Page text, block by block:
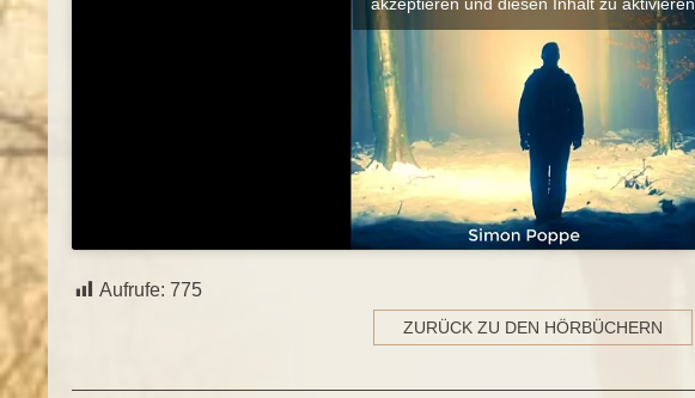
akzeptieren und diesen Inhalt zu aktivieren
Aufrufe: 775
ZURÜCK ZU DEN HÖRBÜCHERN